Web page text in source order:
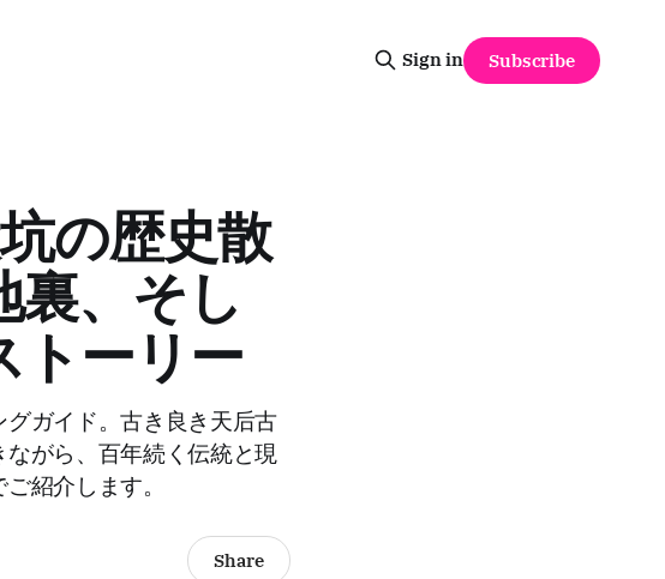
Sign in Subscribe
の歴史散
、そし
トーリー
ガイド。古き良き天后古
がら、百年続く伝統と現
紹介します。
Share